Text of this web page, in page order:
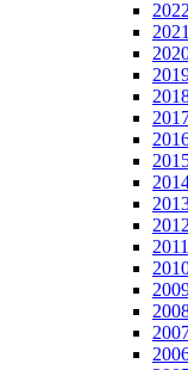
2022
2021
2012
2011